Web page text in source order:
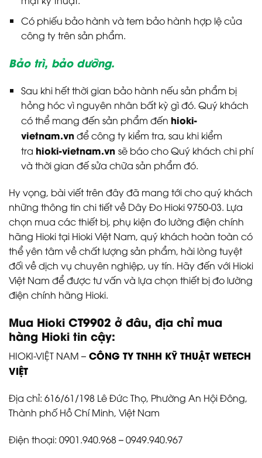
Có phiếu bảo hành và tem bảo hành hợp lệ của
công ty trên sản phẩm.
Bảo trì, bảo dưỡng.
Sau khi hết thời gian bảo hành nếu sản phẩm bị
hỏng hóc vì nguyên nhân bất kỳ gì đó. Quý khách
có thể mang đến sản phẩm đến hioki-
vietnam.vnđể công ty kiểm tra, sau khi kiểm
tra hioki-vietnam.vn sẽ báo cho Quý khách chi phí
và thời gian đế sửa chữa sản phẩm đó.
Hy vọng, bài viết trên đây đã mang tới cho quý khách
những thông tin chi tiết về Dây Đo Hioki 9750-03. Lựa
chọn mua các thiết bị, phụ kiện đo lường điện chính
hãng Hioki tại Hioki Việt Nam, quý khách hoàn toàn có
thể yên tâm về chất lượng sản phẩm, hài lòng tuyệt
đối về dịch vụ chuyên nghiệp, uy tín. Hãy đến với Hioki
Việt Nam để được tư vấn và lựa chọn thiết bị đo lường
điện chính hãng Hioki.
Mua Hioki CT9902 ở đâu, địa chỉ mua
hàng Hioki tin cậy:
HIOKI-VIỆT NAM – CÔNG TY TNHH KỸ THUẬT WETECH
VIỆT
Địa chỉ: 616/61/198 Lê Đức Thọ, Phường An Hội Đông,
Thành phố Hồ Chí Minh, Việt Nam
Điện thoại: 0901.940.968 – 0949.940.967